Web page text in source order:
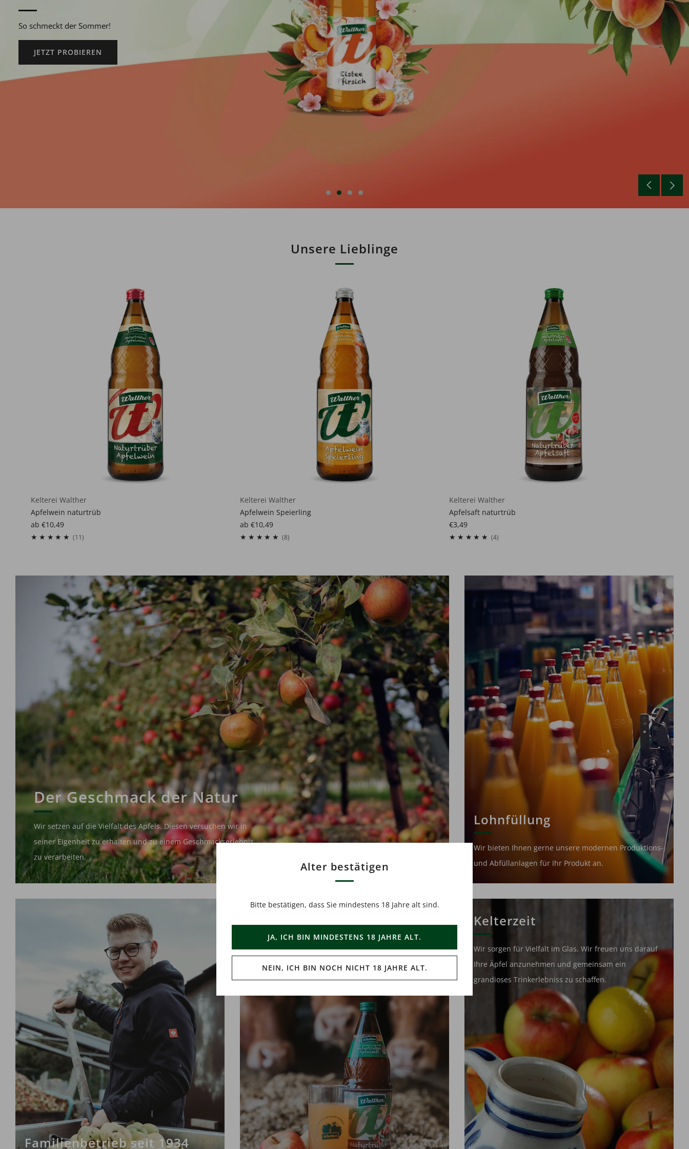
Alter bestätigen
Bitte bestätigen, dass Sie mindestens 18 Jahre alt sind.
JA, ICH BIN MINDESTENS 18 JAHRE ALT.
NEIN, ICH BIN NOCH NICHT 18 JAHRE ALT.
So schmeckt der Sommer!
JETZT PROBIEREN
Unsere Lieblinge
Kelterei Walther
Apfelwein naturtrüb
ab€10,49
(11)
Kelterei Walther
Apfelwein Speierling
ab €10,49
(8)
Kelterei Walther
Apfelsaft naturtrüb
€3,49
(4)
Der Geschmack der Natur
Wir setzen auf die Vielfalt des Apfels. Diesen versuchen wir in
seiner Eigenheit zu erhalten und zu einem Geschmackserlebnis
zu verarbeiten.
Lohnfüllung
Wir bieten Ihnen gerne unsere modernen Produktions-
und Abfüllanlagen für Ihr Produkt an.
Familienbetrieb seit 1934
Wein- und Saftladen
All unsere Produkte erhalten Sie in unserem Wein- und
Saftladen. Gerne können Sie auch online bestellen und
Ihre Bestellung vor Ort abholen.
Kelterzeit
Wir sorgen für Vielfalt im Glas. Wir freuen uns darauf
Ihre Äpfel anzunehmen und gemeinsam ein
grandioses Trinkerlebniss zu schaffen.